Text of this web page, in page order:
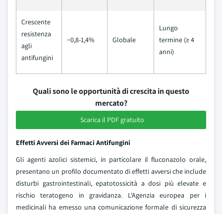
Crescente
resistenza
agli
antifungini
−0,8-1,4% Globale
Lungo
termine (≥ 4
anni)
Quali sono le opportunità di crescita in questo
mercato?
Scarica il PDF gratuito
Effetti Avversi dei Farmaci Antifungini
Gli agenti azolici sistemici, in particolare il fluconazolo orale,
presentano un profilo documentato di effetti avversi che include
disturbi gastrointestinali, epatotossicità a dosi più elevate e
rischio teratogeno in gravidanza. L'Agenzia europea per i
medicinali ha emesso una comunicazione formale di sicurezza